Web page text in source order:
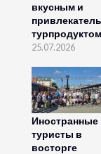
вкусным и
турпродуктом
25.07.2026
Иностранные
туристы в
восторге